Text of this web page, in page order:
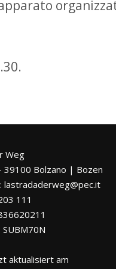
Weg
39100 Bolzano | Bozen
lastradaderweg@pec.it
111
aktualisiert am